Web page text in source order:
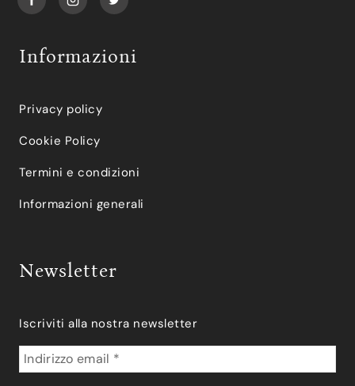
Informazioni
Privacy policy
Cookie Policy
Termini e condizioni
Informazioni generali
Newsletter
Iscriviti alla nostra newsletter